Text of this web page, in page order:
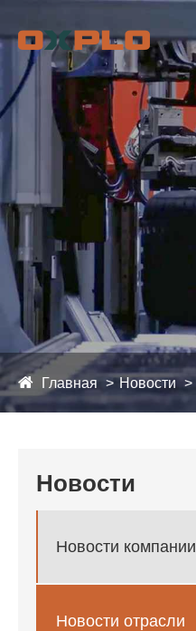
Главная Новости
Новости
Новости компании
Новости отрасли